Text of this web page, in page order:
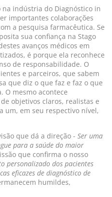
indústria do Diagnóstico in
importantes colaborações
a pesquisa farmacêutica. Se
sua confiança na Stago
avanços médicos em
é porque ela reconhece
de responsabilidade. O
e parceiros, que sabem
que diz o que faz e faz o que
O mesmo acontece
objetivos claros, realistas e
um, em seu respectivo nível,
que dá a direção - Ser uma
para a saúde do maior
que confirma o nosso
personalizado dos pacientes
eficazes de diagnóstico de
humildes,